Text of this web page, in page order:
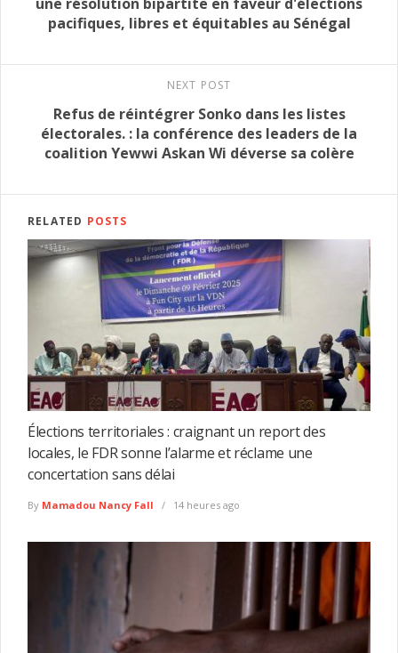
pacifiques, libres et équitables au Sénégal
NEXT POST
Refus de réintégrer Sonko dans les listes
électorales. : la conférence des leaders de la
coalition Yewwi Askan Wi déverse sa colère
RELATED POSTS
Élections territoriales : craignant un report des
locales, le FDR sonne l’alarme et réclame une
concertation sans délai
By Mamadou Nancy Fall 14 heures ago